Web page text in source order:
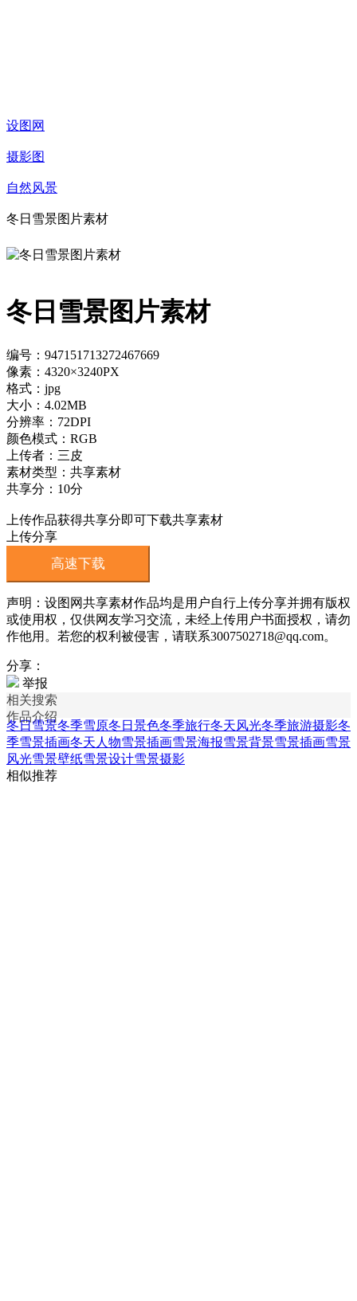
设图网
摄影图
自然风景
冬日雪景图片素材
冬日雪景图片素材
编号：947151713272467669
像素：4320×3240PX
格式：jpg
大小：4.02MB
分辨率：72DPI
颜色模式：RGB
上传者：三皮
素材类型：共享素材
共享分：10分
上传作品获得共享分即可下载共享素材
上传分享
高速下载
声明：设图网共享素材作品均是用户自行上传分享并拥有版权
或使用权，仅供网友学习交流，未经上传用户书面授权，请勿
作他用。若您的权利被侵害，请联系3007502718@qq.com。
分享：
举报
相关搜索
作品介绍
冬日雪景冬季雪原冬日景色冬季旅行冬天风光冬季旅游摄影冬
季雪景插画冬天人物雪景插画雪景海报雪景背景雪景插画雪景
风光雪景壁纸雪景设计雪景摄影
相似推荐